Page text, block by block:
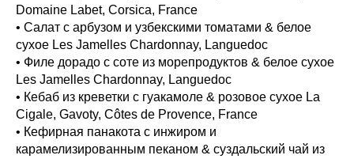
Domaine Labet, Corsica, France
• Салат с арбузом и узбекскими томатами & белое
сухое Les Jamelles Chardonnay, Languedoc
• Филе дорадо с соте из морепродуктов & белое сухое
Les Jamelles Chardonnay, Languedoc
• Кебаб из креветки с гуакамоле & розовое сухое La
Cigale, Gavoty, Côtes de Provence, France
• Кефирная панакота с инжиром и
карамелизированным пеканом & суздальский чай из